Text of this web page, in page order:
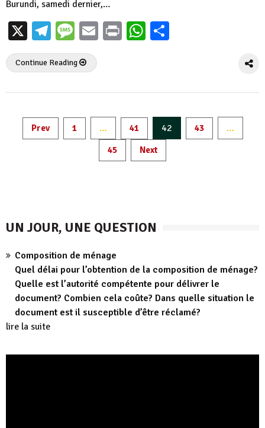
Burundi, samedi dernier,…
X Telegram
Message
EmailPrintWhatsApp
Continue Reading
Pagination
Prev 1 … 41 42 43 …
45 Next
UN JOUR, UNE QUESTION
Composition de ménage
Quel délai pour l’obtention de la composition de ménage?
Quelle est l’autorité compétente pour délivrer le
document? Combien cela coûte? Dans quelle situation le
document est il susceptible d’être réclamé?
lire la suite